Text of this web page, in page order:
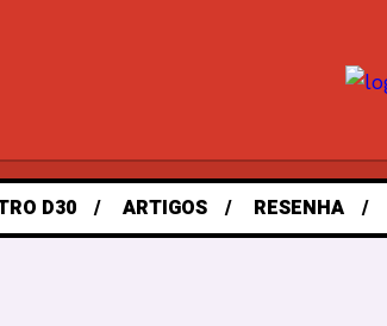
D30 ARTIGOS RESENHA